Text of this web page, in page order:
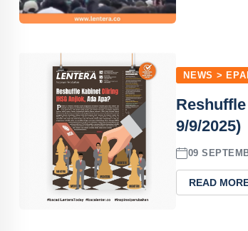
NEWS >
9/9/2025)
09
READ